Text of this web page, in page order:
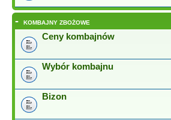
- KOMBAJNY ZBOŻOWE
Ceny kombajnów
Wybór kombajnu
Bizon